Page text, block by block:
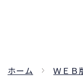
ホーム ＷＥＢ